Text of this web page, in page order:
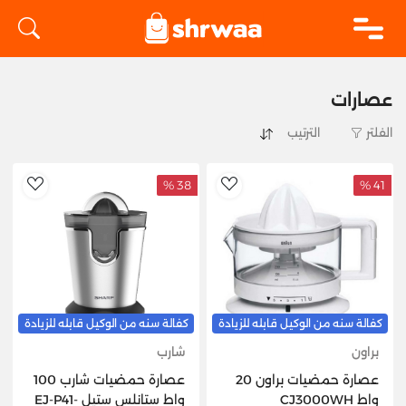
عصارات
الفلتر
AddToWishlist
41 %
كفالة سنه من الوكيل قابله للزيادة
براون
عصارة حمضيات براون 20
واط CJ3000WH
38 %
كفالة سنه من الوكيل قابله للزيادة
شارب
عصارة حمضيات شارب 100
واط ستانلس ستيل EJ-P41-